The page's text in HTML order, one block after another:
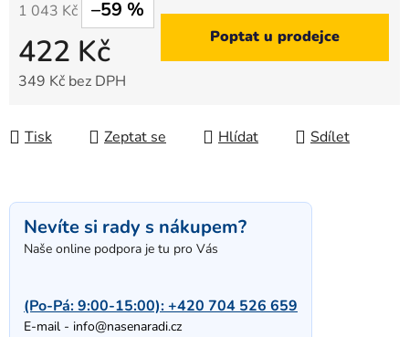
1 043 Kč –59 %
422 Kč
349 Kč bez DPH
Poptat u prodejce
Tisk Zeptat se Hlídat Sdílet
Nevíte si rady s nákupem?
Naše online podpora je tu pro Vás
(Po-Pá: 9:00-15:00):+420 704 526 659
E-mail - info@nasenaradi.cz